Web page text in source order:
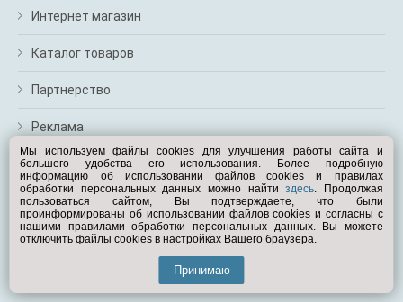
Интернет магазин
Каталог товаров
Партнерство
Реклама
Перейти на полную версию
Вам помочь?
© Exist.ru 1998—2026
Мы используем файлы cookies для улучшения работы сайта и
большего удобства его использования. Более подробную
информацию об использовании файлов cookies и правилах
обработки персональных данных можно найтиздесь. Продолжая
пользоваться сайтом, Вы подтверждаете, что были
проинформированы об использовании файлов cookies и согласны с
нашими правилами обработки персональных данных. Вы можете
отключить файлы cookies в настройках Вашего браузера.
Принимаю